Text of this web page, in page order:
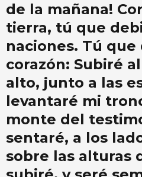
de la mañana!
tierra, tú que
naciones. Tú que
corazón: Subiré
alto, junto a las
levantaré mi
monte del
sentaré, a los
sobre las alturas